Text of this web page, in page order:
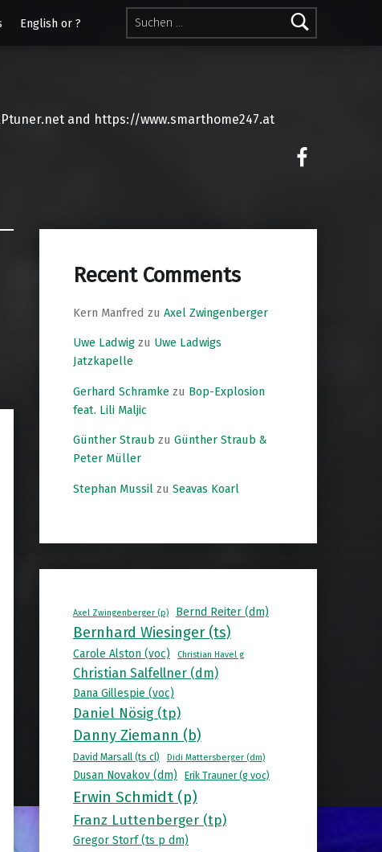
Suchen nach:
English or ?
and https://www.smarthome247.at
Recent Comments
Kern Manfred zu Axel Zwingenberger
Uwe Ladwigzu Uwe Ladwigs
Jatzkapelle
Gerhard Schramkezu Bop-Explosion
feat. Lili Maljic
Günther Straub zu Günther Straub &
Peter Müller
Stephan Mussil zu Seavas Koarl
Axel Zwingenberger (p) Bernd Reiter (dm)
Bernhard Wiesinger (ts)
Carole Alston (voc) Christian Havel g
Christian Salfellner (dm)
Dana Gillespie (voc)
Daniel Nösig (tp)
Danny Ziemann (b)
David Marsall (ts cl) Didi Mattersberger (dm)
Dusan Novakov (dm) Erik Trauner (g voc)
Erwin Schmidt (p)
Franz Luttenberger (tp)
Gregor Storf (ts p dm)